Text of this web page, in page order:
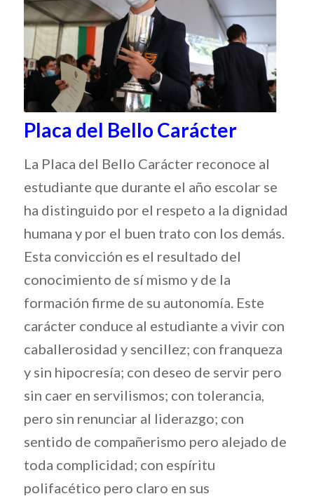
Placa del Bello Carácter
La Placa del Bello Carácter reconoce al
estudiante que durante el año escolar se
ha distinguido por el respeto a la dignidad
humana y por el buen trato con los demás.
Esta convicción es el resultado del
conocimiento de sí mismo y de la
formación firme de su autonomía. Este
carácter conduce al estudiante a vivir con
caballerosidad y sencillez; con franqueza
y sin hipocresía; con deseo de servir pero
sin caer en servilismos; con tolerancia,
pero sin renunciar al liderazgo; con
sentido de compañerismo pero alejado de
toda complicidad; con espíritu
polifacético pero claro en sus